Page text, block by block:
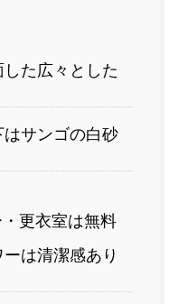
た広々とした
はサンゴの白砂
更衣室は無料
は清潔感あり